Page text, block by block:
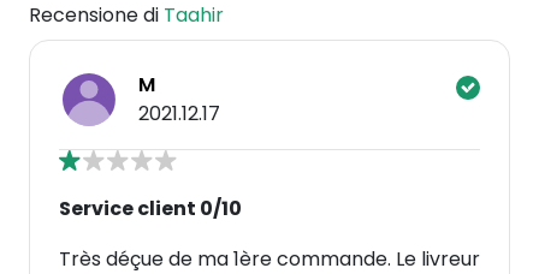
Recensione di Taahir
M
2021.12.17
Service client 0/10
Très déçue de ma 1ère commande. Le livreur